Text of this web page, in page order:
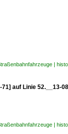
|
auf Linie 52.__13-
|